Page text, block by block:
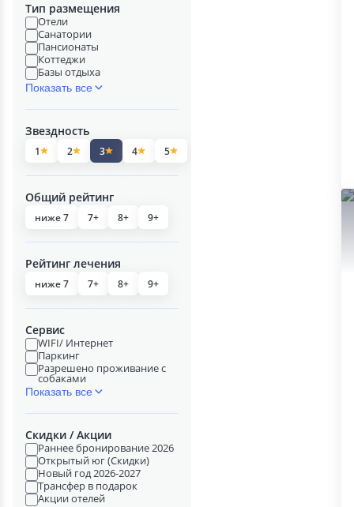
Тип размещения
Отели
Санатории
Пансионаты
Коттеджи
Базы отдыха
Показать все
Звездность
1 2 3 4 5
Общий рейтинг
ниже 7 7+ 8+ 9+
Рейтинг лечения
ниже 7 7+ 8+ 9+
Сервис
WIFI/ Интернет
Паркинг
Разрешено проживание с
собаками
Показать все
Скидки / Акции
Раннее бронирование 2026
Открытый юг (Скидки)
Новый год 2026-2027
Трансфер в подарок
Акции отелей